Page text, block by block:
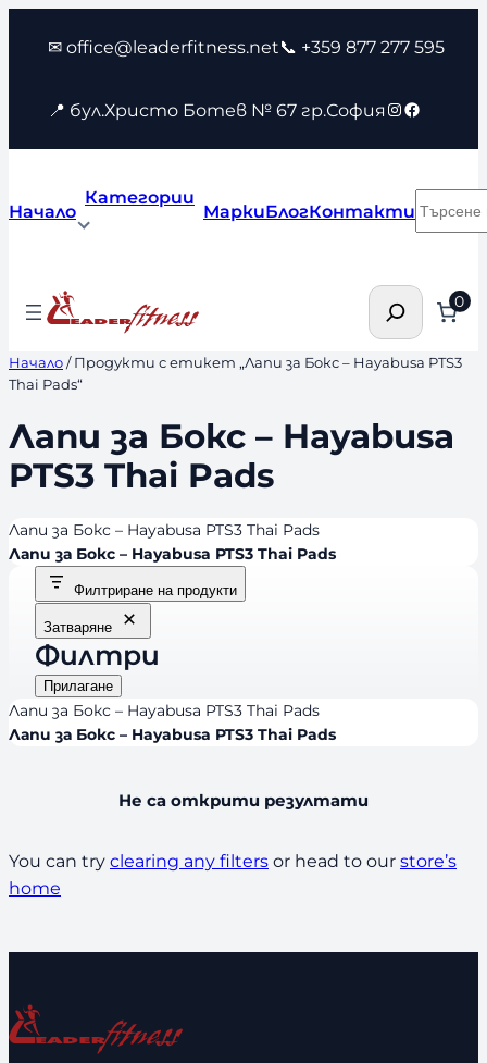
съдържанието
✉ office@leaderfitness.net📞 +359 877 277 595
📍 бул.Христо Ботев № 67 гр.София Instagram
Facebook
Начало
Категории
МаркиБлогКонтакти
Търсене 0
Начало/ Продукти с етикет „Лапи за Бокс – Hayabusa PTS3
Thai Pads“
Лапи за Бокс – Hayabusa
PTS3 Thai Pads
Лапи за Бокс – Hayabusa PTS3 Thai Pads
Лапи за Бокс – Hayabusa PTS3 Thai Pads
Филтриране на продукти
Затваряне
Филтри
Прилагане
Лапи за Бокс – Hayabusa PTS3 Thai Pads
Лапи за Бокс – Hayabusa PTS3 Thai Pads
Не са открити резултати
You can try clearing any filters or head to our store’s
home